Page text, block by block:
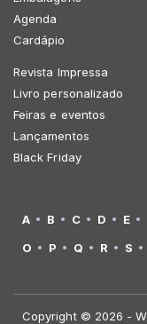
Agenda
Cardápio
Revista Impressa
Livro personalizado
Feiras e eventos
Lançamentos
Black Friday
A B C D E
O
P Q R S
Copyright © 2026 -